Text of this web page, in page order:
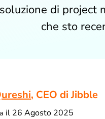
di project
che sto
, CEO di Jibble
il 26 Agosto 2025